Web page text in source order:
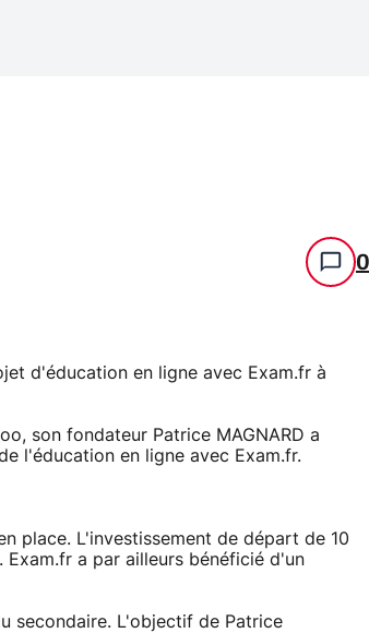
0
d'éducation en ligne avec Exam.fr à
son fondateur Patrice MAGNARD a
l'éducation en ligne avec Exam.fr.
place. L'investissement de départ de 10
Exam.fr a par ailleurs bénéficié d'un
secondaire. L'objectif de Patrice